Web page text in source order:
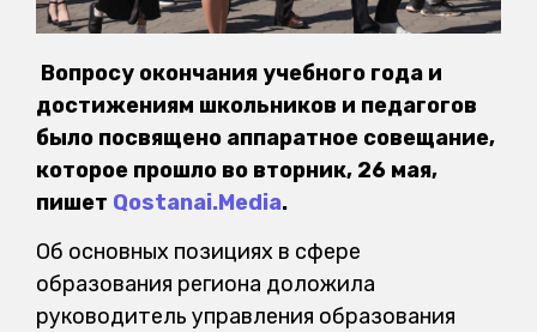
Вопросу окончания учебного года и
достижениям школьников и педагогов
было посвящено аппаратное совещание,
которое прошло во вторник, 26 мая,
пишет Qostanai.Media.
Об основных позициях в сфере
образования региона доложила
руководитель управления образования